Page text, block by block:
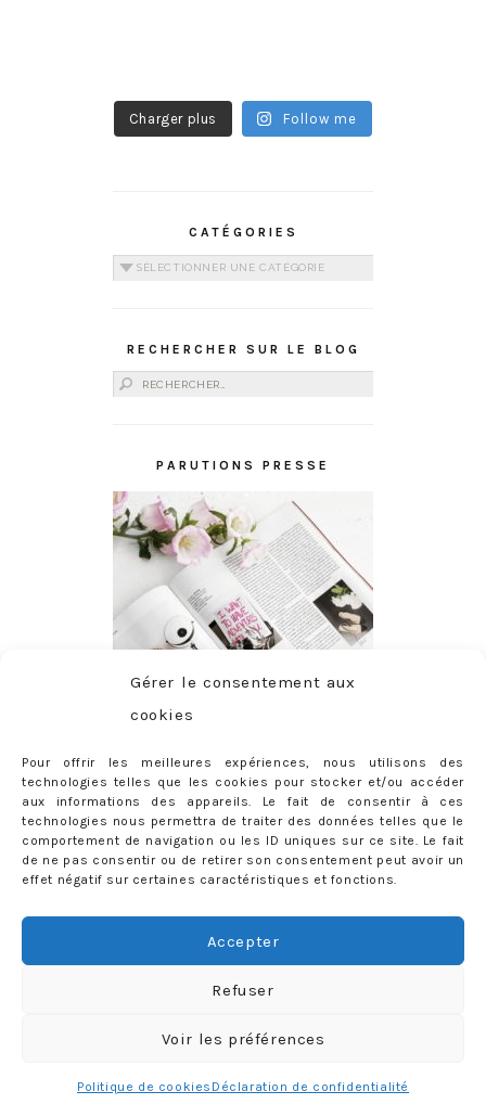
Gérer le consentement aux
cookies
Pour offrir les meilleures expériences, nous utilisons des
technologies telles que les cookies pour stocker et/ou accéder
aux informations des appareils. Le fait de consentir à ces
technologies nous permettra de traiter des données telles que le
comportement de navigation ou les ID uniques sur ce site. Le fait
de ne pas consentir ou de retirer son consentement peut avoir un
effet négatif sur certaines caractéristiques et fonctions.
Accepter
Refuser
Voir les préférences
Politique de cookies Déclaration de confidentialité
Charger plus Follow me
CATÉGORIES
Catégories
RECHERCHER SUR LE BLOG
Rechercher :
PARUTIONS PRESSE
ABONNEMENT
Adresse
Rejoignez les 398 autres abonnés
Designed by